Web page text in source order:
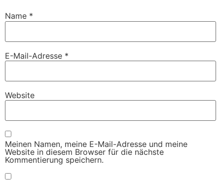
Name *
E-Mail-Adresse *
Website
Meinen Namen, meine E-Mail-Adresse und meine
Website in diesem Browser für die nächste
Kommentierung speichern.